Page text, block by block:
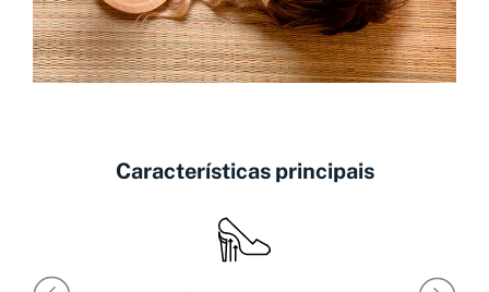
Características principais